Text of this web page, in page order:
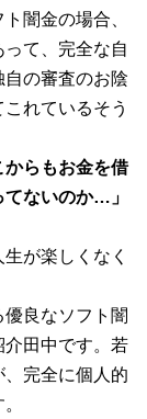
闇金の場合、
て、完全な自
の審査のお陰
れているそう
からもお金を借
てないのか…」
が楽しくなく
良なソフト闇
田中です。若
完全に個人的